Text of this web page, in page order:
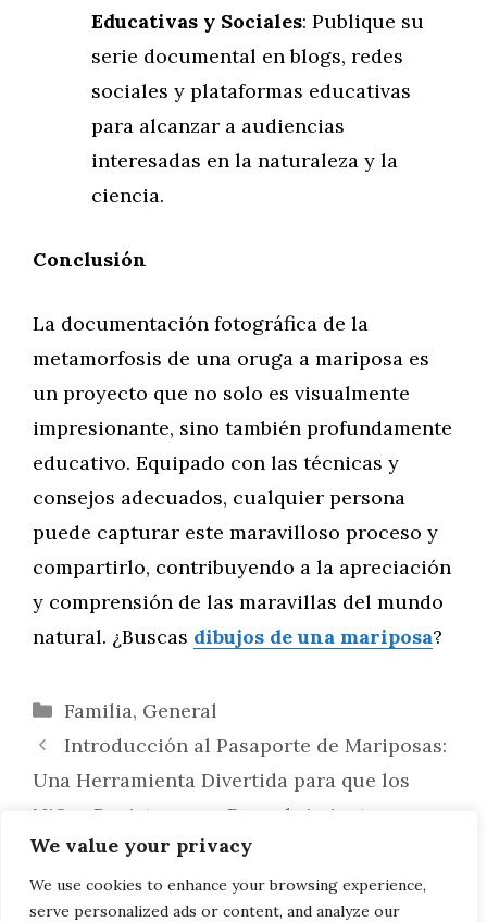
We value your privacy
We use cookies to enhance your browsing experience,
serve personalized ads or content, and analyze our
Educativas y Sociales: Publique su
serie documental en blogs, redes
sociales y plataformas educativas
para alcanzar a audiencias
interesadas en la naturaleza y la
ciencia.
Conclusión
La documentación fotográfica de la
metamorfosis de una oruga a mariposa es
un proyecto que no solo es visualmente
impresionante, sino también profundamente
educativo. Equipado con las técnicas y
consejos adecuados, cualquier persona
puede capturar este maravilloso proceso y
compartirlo, contribuyendo a la apreciación
y comprensión de las maravillas del mundo
natural. ¿Buscas dibujos de una mariposa?
Categorías
Familia, General
Introducción al Pasaporte de Mariposas:
Una Herramienta Divertida para que los
Niños Registren sus Descubrimientos
Creación de un Programa Escolar
Interdisciplinario: Integrando el Estudio de